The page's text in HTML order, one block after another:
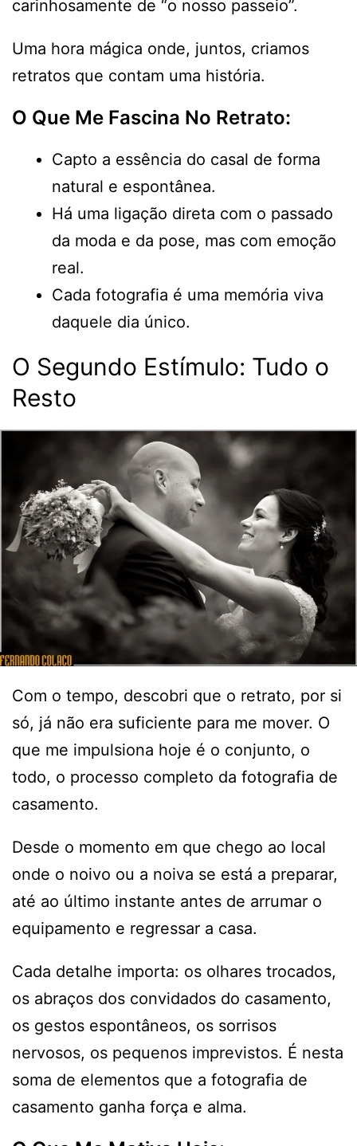
carinhosamente de “o nosso passeio”.
Uma hora mágica onde, juntos, criamos
retratos que contam uma história.
O Que Me Fascina No Retrato:
Capto a essência do casal de forma
natural e espontânea.
Há uma ligação direta com o passado
da moda e da pose, mas com emoção
real.
Cada fotografia é uma memória viva
daquele dia único.
O Segundo Estímulo: Tudo o
Resto
Com o tempo, descobri que o retrato, por si
só, já não era suficiente para me mover. O
que me impulsiona hoje é o conjunto, o
todo, o processo completo da fotografia de
casamento.
Desde o momento em que chego ao local
onde o noivo ou a noiva se está a preparar,
até ao último instante antes de arrumar o
equipamento e regressar a casa.
Cada detalhe importa: os olhares trocados,
os abraços dos convidados do casamento,
os gestos espontâneos, os sorrisos
nervosos, os pequenos imprevistos. É nesta
soma de elementos que a fotografia de
casamento ganha força e alma.